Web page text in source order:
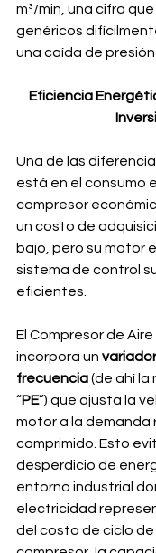
m³/min, una cifra
genéricos
una caída de
Eficiencia
Una de las
está en el consumo
compresor
un costo de
bajo, pero su motor
sistema de control
eficientes.
El Compresor de Aire
incorpora un
frecuencia (de ahí la
“PE”) que ajusta la
motor a la demanda
comprimido. Esto
desperdicio de
entorno industrial
electricidad
del costo de ciclo de